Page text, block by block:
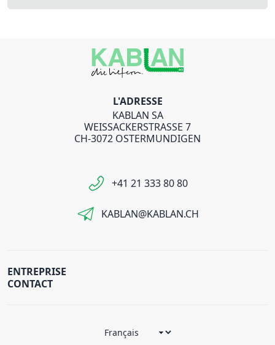
L'ADRESSE
KABLAN SA
WEISSACKERSTRASSE 7
CH-3072 OSTERMUNDIGEN
+41 21 333 80 80
KABLAN@KABLAN.CH
ENTREPRISE
CONTACT